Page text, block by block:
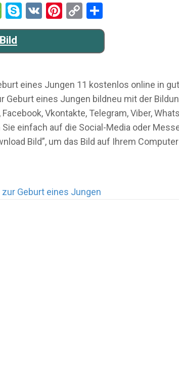
Message
Skype
VK Pinterest
Copy
Link
eines Jungen 11 kostenlos online in
eines Jungen bildneu mit der
Vkontakte, Telegram, Viber,
einfach auf die Social-Media oder
Bild”, um das Bild auf Ihrem
Geburt eines Jungen